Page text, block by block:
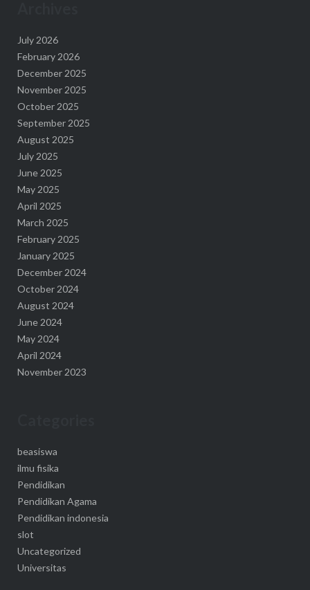
July 2026
February 2026
December 2025
November 2025
October 2025
September 2025
August 2025
July 2025
June 2025
May 2025
April 2025
March 2025
February 2025
January 2025
December 2024
October 2024
August 2024
June 2024
May 2024
April 2024
November 2023
beasiswa
ilmu fisika
Pendidikan
Pendidikan Agama
Pendidikan indonesia
slot
Uncategorized
Universitas